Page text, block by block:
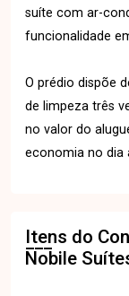
suíte com ar-
funcionalidade
O prédio dispõe
de limpeza três
no valor do
economia no dia
Itens do
Nobile